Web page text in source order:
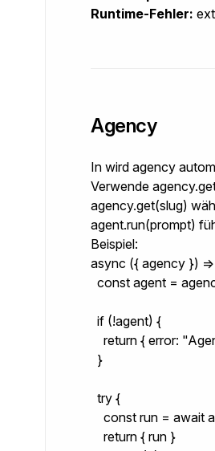
Runtime-Fehler:
Agency
In wird agency
Verwende
agency.get(slug)
agent.run(prompt)
Beispiel:
async ({ agency })
const agent =
  if (!agent) {
return { error:
  }
  try {
const run =
    return { run }